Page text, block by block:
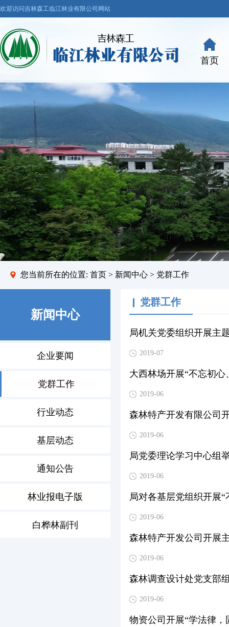
欢迎访问吉林森工临江林业有限公司网站
首页
您当前所在的位置: 首页 > 新闻中心 > 党群工作
新闻中心
企业要闻
党群工作
行业动态
基层动态
通知公告
林业报电子版
白桦林副刊
党群工作
局机关党委组织开展主
2019-07
大西林场开展“不忘初
2019-06
森林特产开发有限公司
2019-06
局党委理论学习中心组
2019-06
局对各基层党组织开展
2019-06
森林特产开发公司开展
2019-06
森林调查设计处党支部
2019-06
物资公司开展“学法律